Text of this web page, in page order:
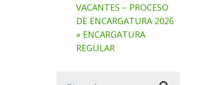
VACANTES – PROCESO
DE ENCARGATURA 2026
» ENCARGATURA
REGULAR